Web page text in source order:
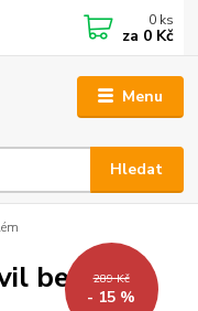
Menu
Hledat
0 ks
za 0 Kč
betlém
289 Kč
- 15 %